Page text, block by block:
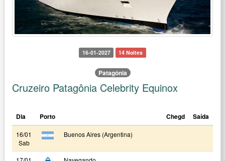
16-01-2027 14 Noites
Patagônia
Cruzeiro Patagônia Celebrity Equinox
Dia Porto Chegd Saída
16/01
Sab
Buenos Aires (Argentina)